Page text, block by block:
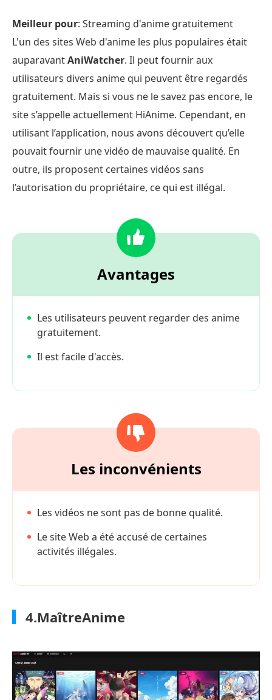
Meilleur pour: Streaming d'anime gratuitement
L'un des sites Web d'anime les plus populaires était
auparavantAniWatcher. Il peut fournir aux
utilisateurs divers anime qui peuvent être regardés
gratuitement. Mais si vous ne le savez pas encore, le
site s’appelle actuellement HiAnime. Cependant, en
utilisant l’application, nous avons découvert qu’elle
pouvait fournir une vidéo de mauvaise qualité. En
outre, ils proposent certaines vidéos sans
l’autorisation du propriétaire, ce qui est illégal.
Avantages
Les utilisateurs peuvent regarder des anime
gratuitement.
Il est facile d'accès.
Les inconvénients
Les vidéos ne sont pas de bonne qualité.
Le site Web a été accusé de certaines
activités illégales.
4.MaîtreAnime